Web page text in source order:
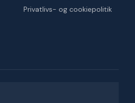
Privatlivs- og cookiepolitik